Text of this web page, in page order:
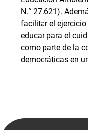
N.° 27.621).
facilitar el ejercicio
educar para el
como parte de la
democráticas en